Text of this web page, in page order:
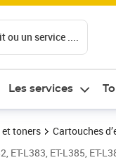
ou un service ....
Les services
et toners
Cartouches
ET-L383, ET-L385,